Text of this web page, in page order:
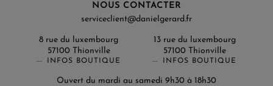
NOUS CONTACTER
serviceclient@danielgerard.fr
8 rue du luxembourg
57100 Thionville
INFOS BOUTIQUE
13 rue du luxembourg
57100 Thionville
INFOS BOUTIQUE
Ouvert du mardi au samedi 9h30 à 18h30